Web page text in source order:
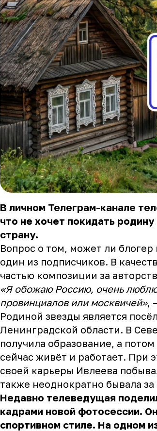
В личном Телеграм-канале
что не хочет покидать
страну.
Вопрос о том, может ли блогер
один из подписчиков. В
частью композиции за
«Я обожаю Россию, очень
провинциалов или москвичей»,
Родиной звезды является
Ленинградской области. В
получила образование, а
сейчас живёт и работает. При
своей карьеры Ивлеева
также неоднократно бывала
Недавно телеведущая
кадрами новой фотосессии.
спортивном стиле. На одном